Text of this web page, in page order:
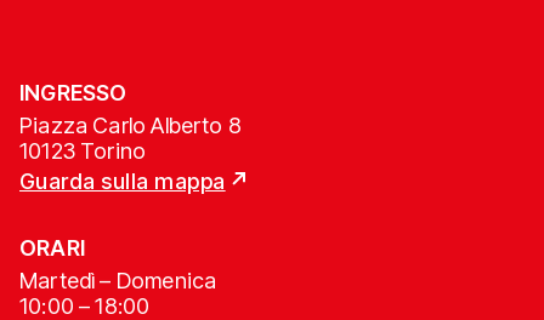
INGRESSO
Piazza Carlo Alberto 8
10123 Torino
Guarda sulla mappa
ORARI
Martedì – Domenica
10:00 – 18:00